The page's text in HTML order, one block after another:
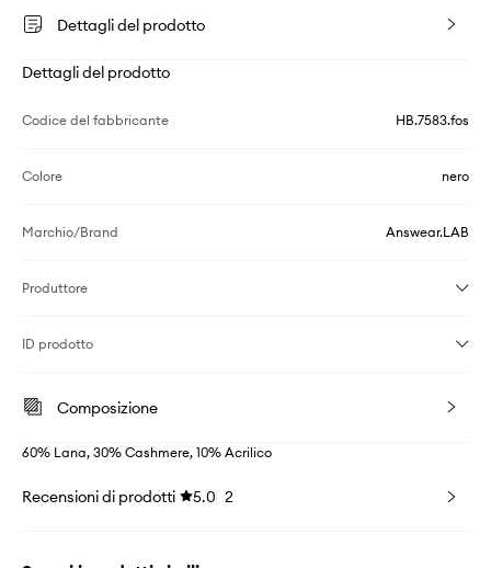
Dettagli del prodotto
Dettagli del prodotto
Codice del fabbricante HB.7583.fos
Colore nero
Marchio/Brand Answear.LAB
Produttore
ID prodotto
Composizione
60% Lana, 30% Cashmere, 10% Acrilico
Recensioni di prodotti 5.0 2